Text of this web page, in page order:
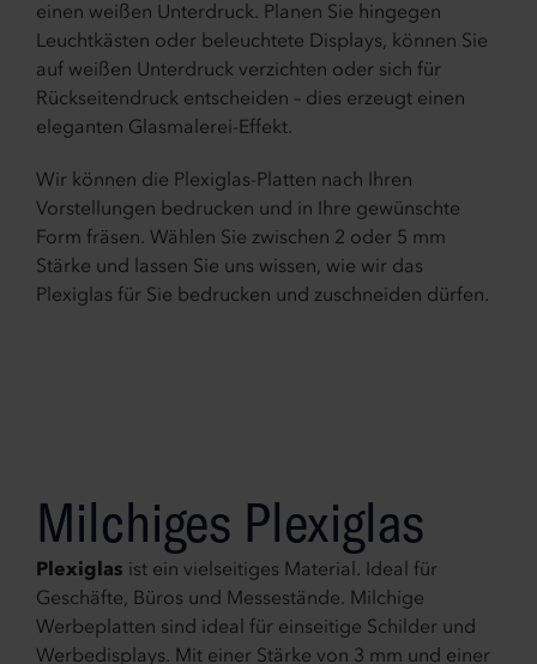
einen weißen Unterdruck. Planen Sie hingegen
Leuchtkästen oder beleuchtete Displays, können Sie
auf weißen Unterdruck verzichten oder sich für
Rückseitendruck entscheiden – dies erzeugt einen
eleganten Glasmalerei-Effekt.
Wir können die Plexiglas-Platten nach Ihren
Vorstellungen bedrucken und in Ihre gewünschte
Form fräsen. Wählen Sie zwischen 2 oder 5 mm
Stärke und lassen Sie uns wissen, wie wir das
Plexiglas für Sie bedrucken und zuschneiden dürfen.
Milchiges Plexiglas
Plexiglas ist ein vielseitiges Material. Ideal für
Geschäfte, Büros und Messestände. Milchige
Werbeplatten sind ideal für einseitige Schilder und
Werbedisplays. Mit einer Stärke von 3 mm und einer